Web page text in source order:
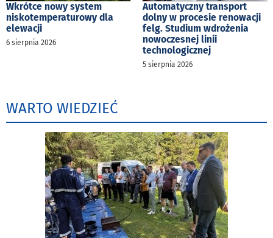
Wkrótce nowy system
niskotemperaturowy dla
elewacji
6 sierpnia 2026
Automatyczny transport
dolny w procesie renowacji
felg. Studium wdrożenia
nowoczesnej linii
technologicznej
5 sierpnia 2026
WARTO WIEDZIEĆ